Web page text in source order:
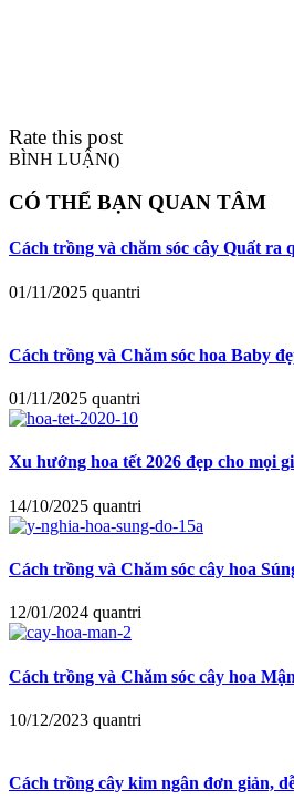
Rate this post
BÌNH LUẬN()
CÓ THỂ BẠN QUAN TÂM
Cách trồng và chăm sóc cây Quất ra
01/11/2025 quantri
Cách trồng và Chăm sóc hoa Baby
01/11/2025 quantri
Xu hướng hoa tết 2026 đẹp cho mọi
14/10/2025 quantri
Cách trồng và Chăm sóc cây hoa
12/01/2024 quantri
Cách trồng và Chăm sóc cây hoa Mận
10/12/2023 quantri
Cách trồng cây kim ngân đơn giản,